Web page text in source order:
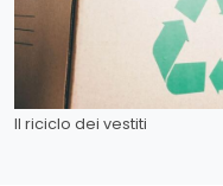
Il riciclo dei vestiti